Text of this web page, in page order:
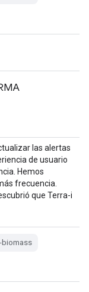
las alertas
de usuario
Hemos
frecuencia.
que Terra-i